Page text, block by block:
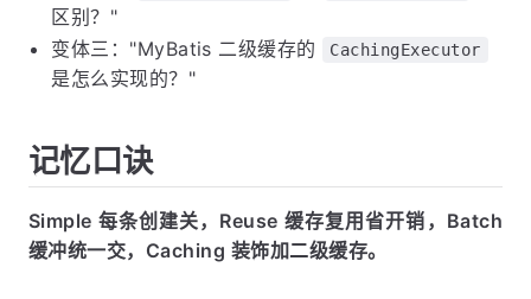
区别？"
变体三："MyBatis 二级缓存的
CachingExecutor
是怎么实现的？"
记忆口诀
Simple 每条创建关，Reuse 缓存复用省开销，Batch
缓冲统一交，Caching 装饰加二级缓存。